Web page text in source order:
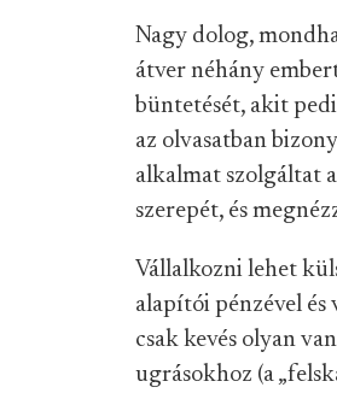
Nagy dolog,
átver néhány
büntetését, akit
az olvasatban
alkalmat szolgáltat
szerepét, és
Vállalkozni lehet
alapítói pénzével
csak kevés olyan
ugrásokhoz (a